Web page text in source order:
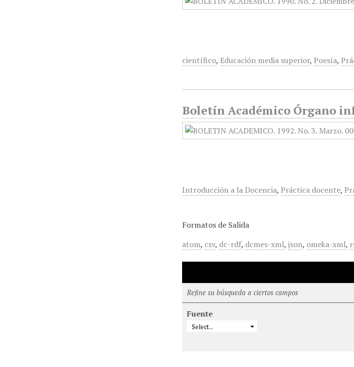
científico, Educación media superior, Poesía,
Boletín Académico Órgano
Introducción a la Docencia, Práctica docente,
Formatos de Salida
atom, csv, dc-rdf, dcmes-xml,json, omeka-xml,
Refine su búsqueda a ciertos campos
Fuente